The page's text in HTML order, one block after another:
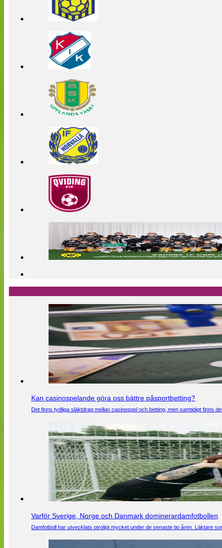
Kan casinospelande göra oss bättre påsportbetting?
Det finns tydliga släktdrag mellan casinospel och betting, men samtidigt finns
Varför Sverige, Norge och Danmark dominerardamfotbollen
Damfotboll har utvecklats otroligt mycket under de senaste tio åren. Läktare